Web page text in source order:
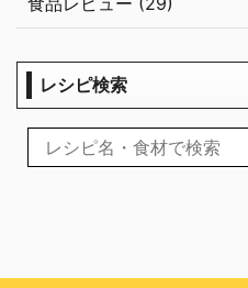
レシピ検索